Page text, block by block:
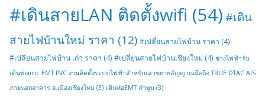
#เดินสายLAN ติดตั้งwifi (54) #เดิน
สายไฟบ้านใหม่ ราคา (12) #เปลี่ยนสายไฟบ้าน ราคา (4)
#เปลี่ยนสายไฟบ้าน เก่า ราคา (4) #เปลี่ยนสายไฟบ้านเชียงใหม่ (4) ช่างไฟฟ้ารับ
เดินท่อimc EMT PVC งานติดตั้งระบบไฟฟ้าสำหรับเสาขยายสัญญาณมือถือ TRUE DTAC AIS
ภายนอกอาคาร อ.เมืองเชียงใหม่ (3) เดินท่อEMT ลำพูน (3)